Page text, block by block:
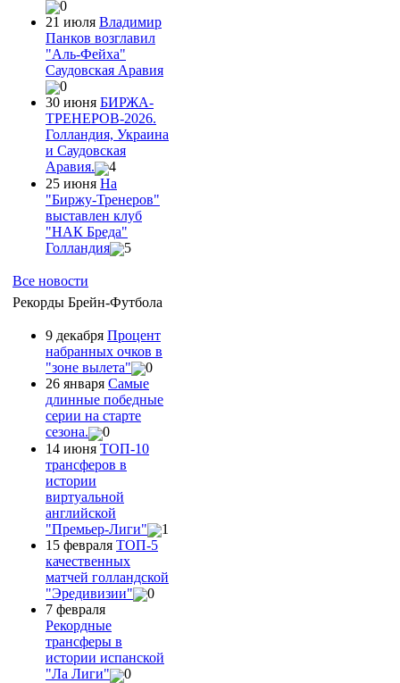
0
21 июля Владимир
Панков возглавил
"Аль-Фейха"
Саудовская Аравия
0
30 июня БИРЖА-
ТРЕНЕРОВ-2026.
Голландия, Украина
и Саудовская
Аравия.
4
25 июня На
"Биржу-Тренеров"
выставлен клуб
"НАК Бреда"
Голландия
5
Все новости
Рекорды Брейн-Футбола
9 декабря Процент
набранных очков в
"зоне вылета"
0
26 января Самые
длинные победные
серии на старте
сезона.
0
14 июня ТОП-10
трансферов в
истории
виртуальной
английской
"Премьер-Лиги"
1
15 февраля ТОП-5
качественных
матчей голландской
"Эредивизии"
0
7 февраля
Рекордные
трансферы в
истории испанской
"Ла Лиги"
0